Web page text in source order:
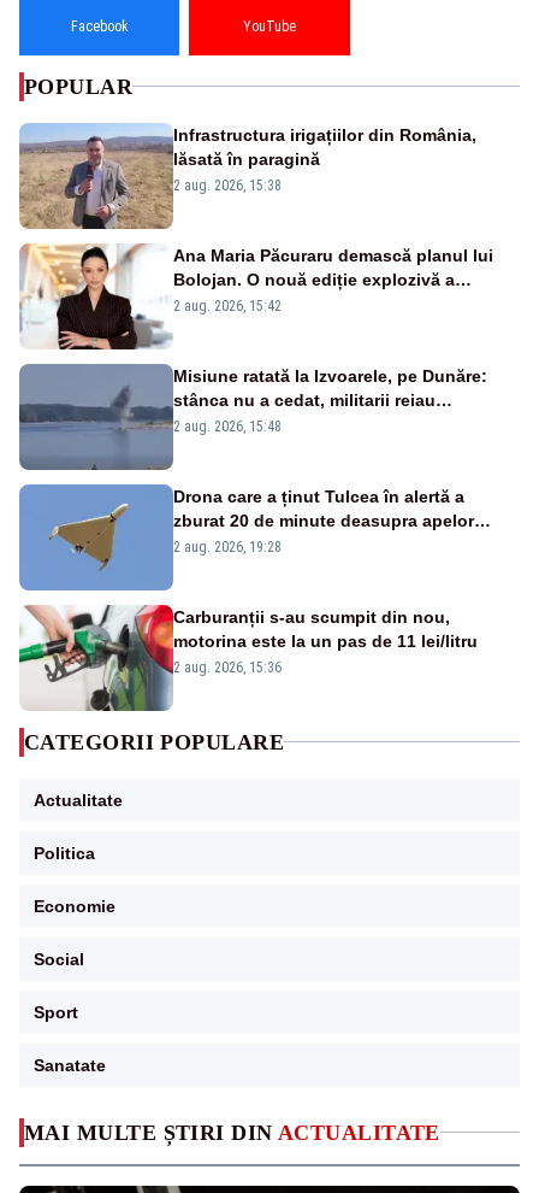
MAI MULTE ȘTIRI DIN ACTUALITATE
Facebook YouTube
POPULAR
Infrastructura irigațiilor din România,
lăsată în paragină
2 aug. 2026, 15:38
Ana Maria Păcuraru demască planul lui
Bolojan. O nouă ediție explozivă a
emisiunii „Miza Zilei” la Realitatea PLUS
2 aug. 2026, 15:42
Misiune ratată la Izvoarele, pe Dunăre:
stânca nu a cedat, militarii reiau
detonările luni – VIDEO
2 aug. 2026, 15:48
Drona care a ținut Tulcea în alertă a
zburat 20 de minute deasupra apelor
României. Au fost ridicate două F-16
2 aug. 2026, 19:28
Carburanții s-au scumpit din nou,
motorina este la un pas de 11 lei/litru
2 aug. 2026, 15:36
CATEGORII POPULARE
Actualitate
Politica
Economie
Social
Sport
Sanatate